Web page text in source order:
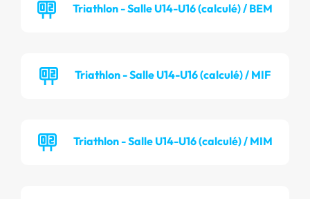
Triathlon - Salle U14-U16 (calculé) / BEM
Triathlon - Salle U14-U16 (calculé) / MIF
Triathlon - Salle U14-U16 (calculé) / MIM